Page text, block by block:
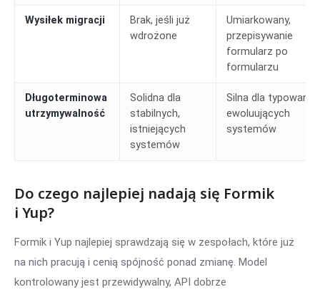
Wysiłek migracji
Brak, jeśli już
wdrożone
Umiarkowany,
przepisywanie
formularz po
formularzu
Długoterminowa
utrzymywalność
Solidna dla
stabilnych,
istniejących
systemów
Silna dla
ewoluujących
systemów
Do czego najlepiej nadają się Formik
i Yup?
Formik i Yup najlepiej sprawdzają się w zespołach, które już
na nich pracują i cenią spójność ponad zmianę. Model
kontrolowany jest przewidywalny, API dobrze